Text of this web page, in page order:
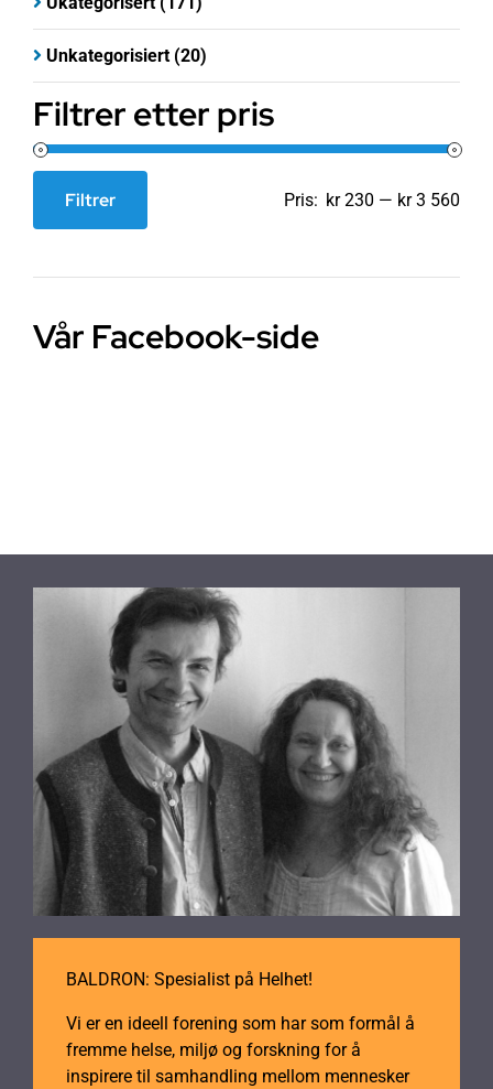
Unkategorisiert (20)
Filtrer etter pris
Makspris
Filtrer Pris: kr 230 — kr 3 560
Vår Facebook-side
BALDRON: Spesialist på Helhet!
Vi er en ideell forening som har som formål å
fremme helse, miljø og forskning for å
inspirere til samhandling mellom mennesker